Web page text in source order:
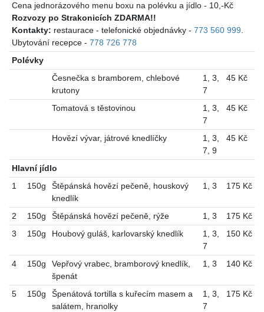
Cena jednorázového menu boxu na polévku a jídlo - 10,-Kč
Rozvozy po Strakonicích ZDARMA!!
Kontakty: restaurace - telefonické objednávky - 773 560 999.
Ubytování recepce - 778 726 778
Polévky
Česnečka s bramborem, chlebové
krutony
1, 3,
7
45 Kč
Tomatová s těstovinou 1, 3,
7
45 Kč
Hovězí vývar, játrové knedlíčky 1, 3,
7, 9
45 Kč
Hlavní jídlo
1
150g
Štěpánská hovězí pečeně, houskový
knedlík
1, 3 175 Kč
2 150g Štěpánská hovězí pečeně, rýže 1, 3
175 Kč
3
150g Houbový guláš, karlovarský knedlík 1, 3,
7
150 Kč
4 150g
Vepřový vrabec, bramborový knedlík,
špenát
1, 3 140 Kč
5 150g
Špenátová tortilla s kuřecím masem a
salátem, hranolky
1, 3,
7
175 Kč